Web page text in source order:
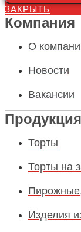
ЗАКРЫТЬ
Компания
О
Новости
Вакансии
Продукция
Торты
Торты на
Изделия